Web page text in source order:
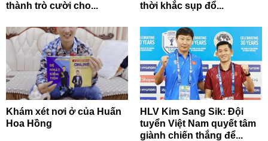
thành trò cười cho...
thời khắc sụp đổ...
Khám xét nơi ở của Huấn
Hoa Hồng
HLV Kim Sang Sik: Đội
tuyển Việt Nam quyết tâm
giành chiến thắng để...